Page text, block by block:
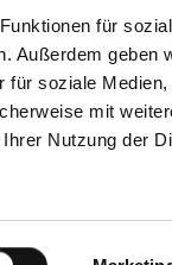
für
Außerdem geben
für soziale Medien,
mit
Nutzung der